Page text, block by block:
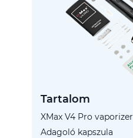
Tartalom
XMax V4 Pro vaporizer
Adagoló kapszula